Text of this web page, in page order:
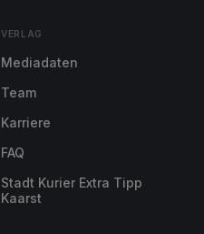
VERLAG
Mediadaten
Team
Karriere
FAQ
Stadt Kurier Extra Tipp
Kaarst